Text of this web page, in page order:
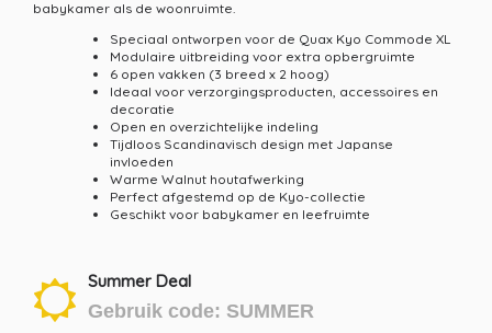
babykamer als de woonruimte.
Speciaal ontworpen voor de Quax Kyo Commode XL
Modulaire uitbreiding voor extra opbergruimte
6 open vakken (3 breed x 2 hoog)
Ideaal voor verzorgingsproducten, accessoires en
decoratie
Open en overzichtelijke indeling
Tijdloos Scandinavisch design met Japanse
invloeden
Warme Walnut houtafwerking
Perfect afgestemd op de Kyo-collectie
Geschikt voor babykamer en leefruimte
Summer Deal
Gebruik code: SUMMER